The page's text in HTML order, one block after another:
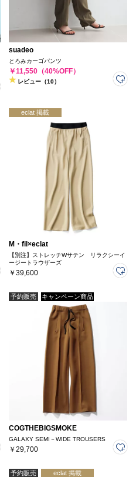
suadeo
とろみカーゴパンツ
￥11,550（40%OFF）
レビュー（10）
eclat 掲載
M・fil×eclat
【別注】ストレッチWサテン リラクシーイ
ージートラウザーズ
￥39,600
予約販売 キャンペーン商品
COGTHEBIGSMOKE
GALAXY SEMI－WIDE TROUSERS
￥29,700
予約販売 eclat 掲載